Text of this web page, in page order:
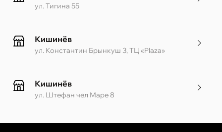
ул. Тигина 55
Кишинёв
ул. Константин Брынкуш 3, ТЦ «Plaza»
Кишинёв
ул. Штефан чел Маре 8